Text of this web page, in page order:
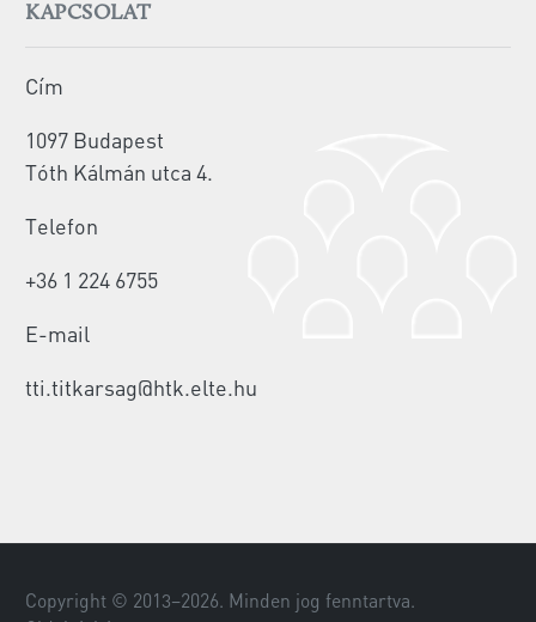
KAPCSOLAT
Cím
1097 Budapest
Tóth Kálmán utca 4.
Telefon
+36 1 224 6755
E-mail
tti.titkarsag@htk.elte.hu
Copyright © 2013–2026. Minden jog fenntartva.